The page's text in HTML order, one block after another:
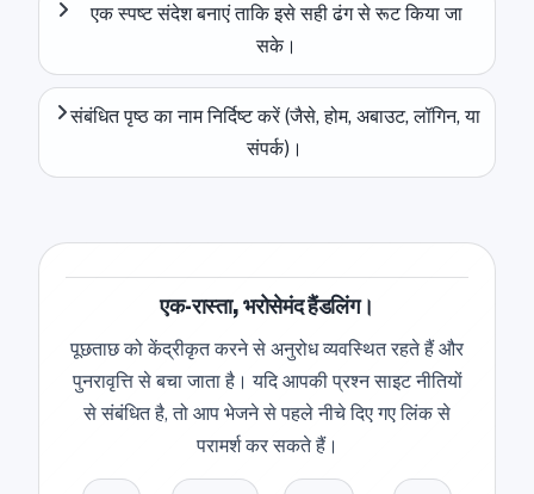
एक स्पष्ट संदेश बनाएं ताकि इसे सही ढंग से रूट किया जा
सके।
संबंधित पृष्ठ का नाम निर्दिष्ट करें (जैसे, होम, अबाउट, लॉगिन, या
संपर्क)।
एक-रास्ता, भरोसेमंद हैंडलिंग।
पूछताछ को केंद्रीकृत करने से अनुरोध व्यवस्थित रहते हैं और
पुनरावृत्ति से बचा जाता है। यदि आपकी प्रश्न साइट नीतियों
से संबंधित है, तो आप भेजने से पहले नीचे दिए गए लिंक से
परामर्श कर सकते हैं।